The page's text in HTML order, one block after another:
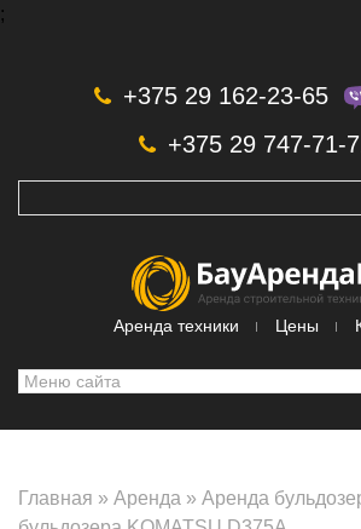
;
+375 29 162-23-65
+375 29 747-71-
Аренда техники Цены
Главная » Аренда » Аренда